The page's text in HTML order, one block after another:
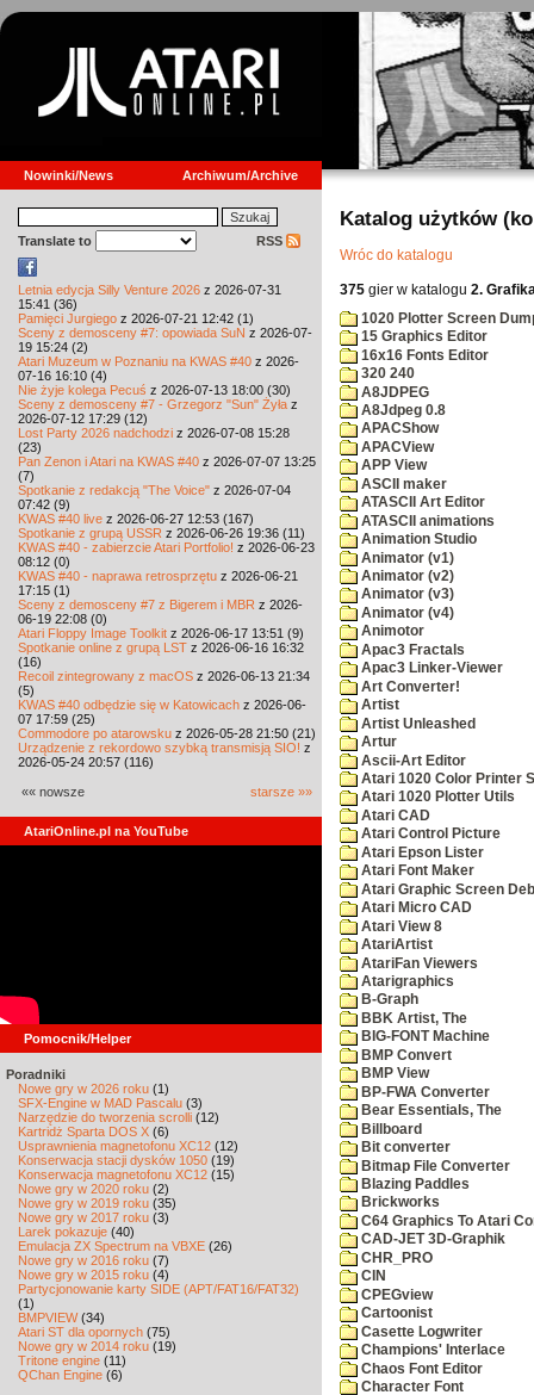
Nowinki/News Archiwum/Archive
Translate to RSS
Letnia edycja Silly Venture 2026 z 2026-07-31
15:41 (36)
Pamięci Jurgiego z 2026-07-21 12:42 (1)
Sceny z demosceny #7: opowiada SuN z 2026-07-
19 15:24 (2)
Atari Muzeum w Poznaniu na KWAS #40 z 2026-
07-16 16:10 (4)
Nie żyje kolega Pecuś z 2026-07-13 18:00 (30)
Sceny z demosceny #7 - Grzegorz "Sun" Żyła z
2026-07-12 17:29 (12)
Lost Party 2026 nadchodzi z 2026-07-08 15:28
(23)
Pan Zenon i Atari na KWAS #40 z 2026-07-07 13:25
(7)
Spotkanie z redakcją "The Voice" z 2026-07-04
07:42 (9)
KWAS #40 live z 2026-06-27 12:53 (167)
Spotkanie z grupą USSR z 2026-06-26 19:36 (11)
KWAS #40 - zabierzcie Atari Portfolio! z 2026-06-23
08:12 (0)
KWAS #40 - naprawa retrosprzętu z 2026-06-21
17:15 (1)
Sceny z demosceny #7 z Bigerem i MBR z 2026-
06-19 22:08 (0)
Atari Floppy Image Toolkit z 2026-06-17 13:51 (9)
Spotkanie online z grupą LST z 2026-06-16 16:32
(16)
Recoil zintegrowany z macOS z 2026-06-13 21:34
(5)
KWAS #40 odbędzie się w Katowicach z 2026-06-
07 17:59 (25)
Commodore po atarowsku z 2026-05-28 21:50 (21)
Urządzenie z rekordowo szybką transmisją SIO! z
2026-05-24 20:57 (116)
«« nowsze starsze »»
AtariOnline.pl na YouTube
Pomocnik/Helper
Poradniki
Nowe gry w 2026 roku (1)
SFX-Engine w MAD Pascalu (3)
Narzędzie do tworzenia scrolli (12)
Kartridż Sparta DOS X (6)
Usprawnienia magnetofonu XC12 (12)
Konserwacja stacji dysków 1050 (19)
Konserwacja magnetofonu XC12 (15)
Nowe gry w 2020 roku (2)
Nowe gry w 2019 roku (35)
Nowe gry w 2017 roku (3)
Larek pokazuje (40)
Emulacja ZX Spectrum na VBXE (26)
Nowe gry w 2016 roku (7)
Nowe gry w 2015 roku (4)
Partycjonowanie karty SIDE (APT/FAT16/FAT32)
(1)
BMPVIEW(34)
Atari ST dla opornych (75)
Nowe gry w 2014 roku (19)
Tritone engine (11)
QChan Engine (6)
Katalog użytków
Wróc do katalogu
375 gier w katalogu 2.
1020 Plotter Screen
15 Graphics Editor
16x16 Fonts Editor
320 240
A8JDPEG
A8Jdpeg 0.8
APACShow
APACView
APP View
ASCII maker
ATASCII Art Editor
ATASCII animations
Animation Studio
Animator (v1)
Animator (v2)
Animator (v3)
Animator (v4)
Animotor
Apac3 Fractals
Apac3 Linker-Viewer
Art Converter!
Artist
Artist Unleashed
Artur
Ascii-Art Editor
Atari 1020 Color Printer
Atari 1020 Plotter Utils
Atari CAD
Atari Control Picture
Atari Epson Lister
Atari Font Maker
Atari Graphic Screen
Atari Micro CAD
Atari View 8
AtariArtist
AtariFan Viewers
Atarigraphics
B-Graph
BBK Artist, The
BIG-FONT Machine
BMP Convert
BMP View
BP-FWA Converter
Bear Essentials, The
Billboard
Bit converter
Bitmap File Converter
Blazing Paddles
Brickworks
C64 Graphics To Atari
CAD-JET 3D-Graphik
CHR_PRO
CIN
CPEGview
Cartoonist
Casette Logwriter
Champions' Interlace
Chaos Font Editor
Character Font